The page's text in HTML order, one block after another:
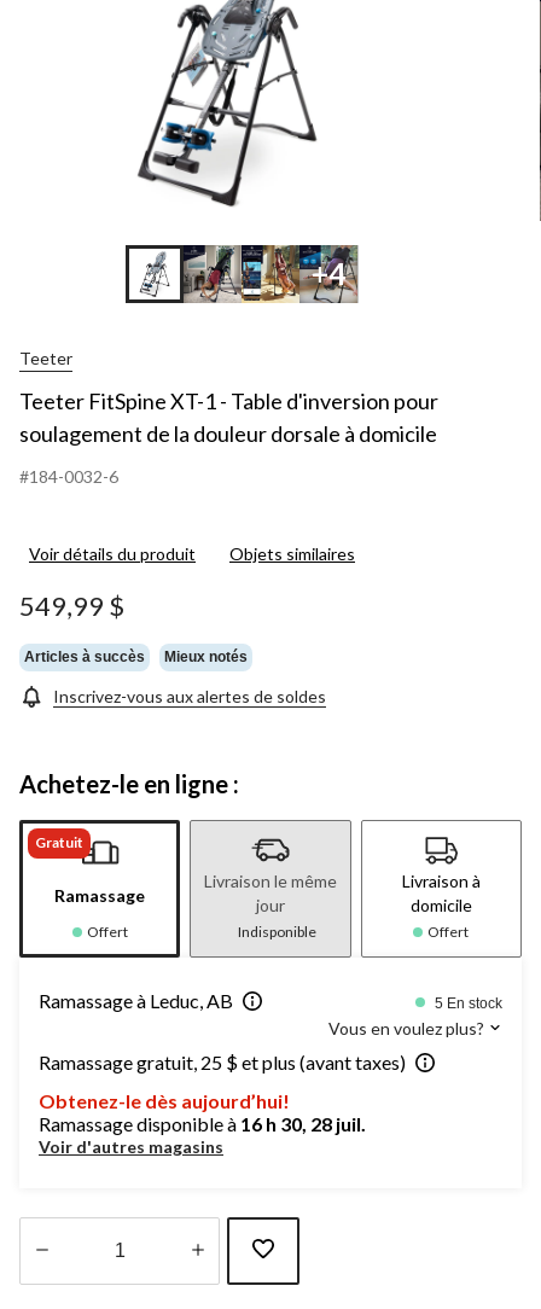
+4
Teeter
Teeter FitSpine XT-1 - Table d'inversion pour
soulagement de la douleur dorsale à domicile
#184-0032-6
Voir détails du produit Objets similaires
549,99 $
Articles à succès Mieux notés
Inscrivez-vous aux alertes de soldes
Achetez-le en ligne :
Gratuit
Ramassage
Offert
Livraison le même
jour
Indisponible
Livraison à
domicile
Offert
Ramassage à Leduc, AB 5 En stock
Vous en voulez plus?
Ramassage gratuit, 25 $ et plus (avant taxes)
Obtenez-le dès aujourd’hui!
Ramassage disponible à 16 h 30, 28 juil.
Voir d'autres magasins